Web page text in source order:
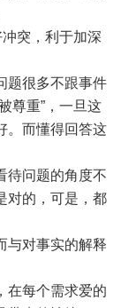
突，利于加深
题很多不跟事件
尊重”，一旦这
。而懂得回答这
待问题的角度不
对的，可是，都
与对事实的解释
在每个需求爱的